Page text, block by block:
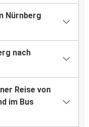
Nürnberg
nach
Reise von
im Bus